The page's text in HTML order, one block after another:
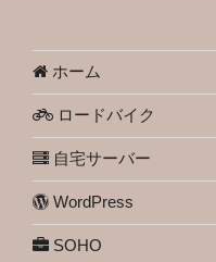
ホーム
ロードバイク
自宅サーバー
WordPress
SOHO